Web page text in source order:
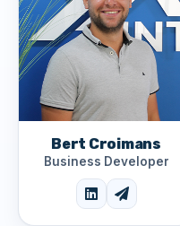
Bert Croimans
Business Developer